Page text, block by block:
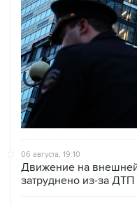
06 августа, 19:10
Движение на
затруднено из-за ДТП